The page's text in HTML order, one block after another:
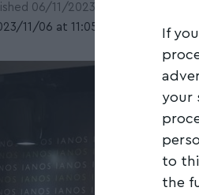
If
your
to
the
11/06 at 11:05 ΠΜ
06/11/2023